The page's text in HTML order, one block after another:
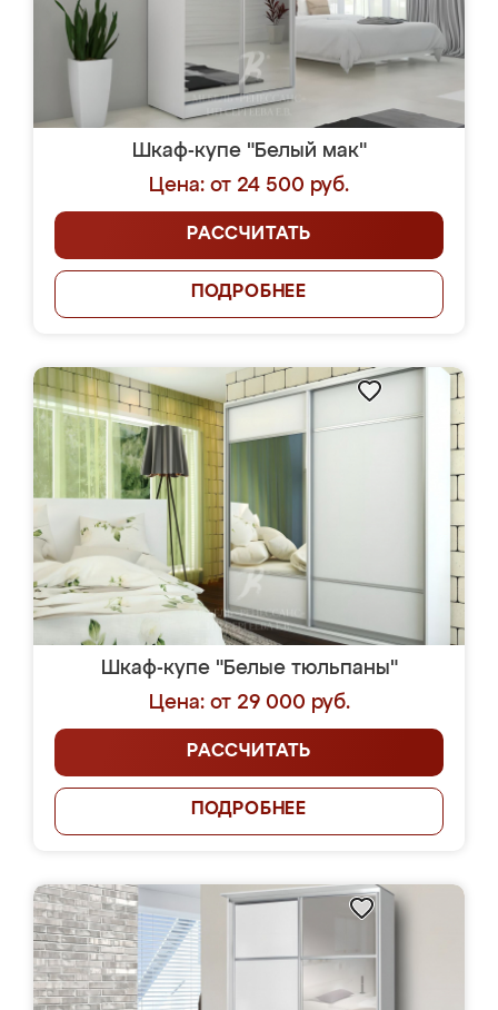
Шкаф-купе "Белый мак"
Цена: от 24 500 руб.
РАССЧИТАТЬ
ПОДРОБНЕЕ
Шкаф-купе "Белые тюльпаны"
Цена: от 29 000 руб.
РАССЧИТАТЬ
ПОДРОБНЕЕ